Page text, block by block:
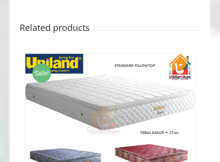
Related products
Sale!